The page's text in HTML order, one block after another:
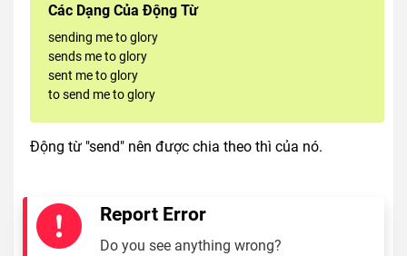
Các Dạng Của Động Từ
sending me to glory
sends me to glory
sent me to glory
to send me to glory
Động từ "send" nên được chia theo thì của nó.
Report Error
Do you see anything wrong?